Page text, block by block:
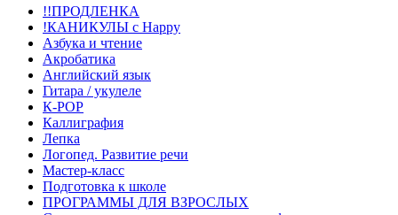
!!ПРОДЛЕНКА
!КАНИКУЛЫ с Happy
Азбука и чтение
Акробатика
Английский язык
Гитара / укулеле
К-РОР
Каллиграфия
Лепка
Логопед. Развитие речи
Мастер-класс
Подготовка к школе
ПРОГРАММЫ ДЛЯ ВЗРОСЛЫХ